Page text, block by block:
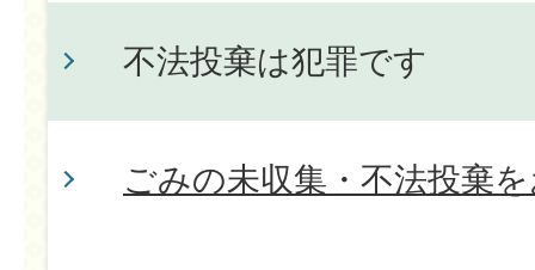
不法投棄は犯罪です
ごみの未収集・不法投棄